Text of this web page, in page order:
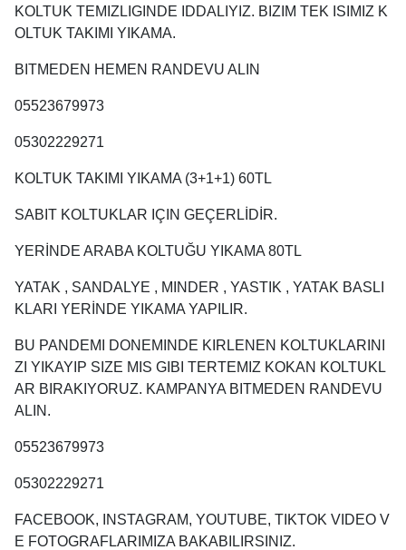
KOLTUK TEMIZLIGINDE IDDALIYIZ. BIZIM TEK ISIMIZ K
OLTUK TAKIMI YIKAMA.
BITMEDEN HEMEN RANDEVU ALIN
05523679973
05302229271
KOLTUK TAKIMI YIKAMA (3+1+1) 60TL
SABIT KOLTUKLAR IÇIN GEÇERLİDİR.
YERİNDE ARABA KOLTUĞU YIKAMA 80TL
YATAK , SANDALYE , MINDER , YASTIK , YATAK BASLI
KLARI YERİNDE YIKAMA YAPILIR.
BU PANDEMI DONEMINDE KIRLENEN KOLTUKLARINI
ZI YIKAYIP SIZE MIS GIBI TERTEMIZ KOKAN KOLTUKL
AR BIRAKIYORUZ. KAMPANYA BITMEDEN RANDEVU
ALIN.
05523679973
05302229271
FACEBOOK, INSTAGRAM, YOUTUBE, TIKTOK VIDEO V
E FOTOGRAFLARIMIZA BAKABILIRSINIZ.